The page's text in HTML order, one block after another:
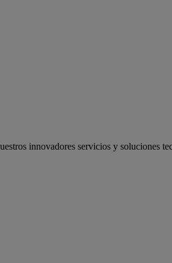
innovadores servicios y soluciones